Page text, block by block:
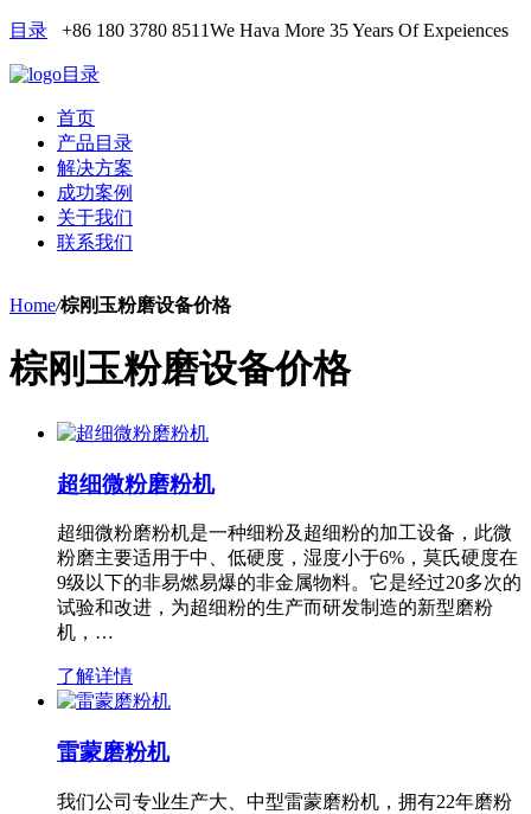
目录 +86 180 3780 8511We Hava More 35 Years Of Expeiences
目录
首页
产品目录
解决方案
成功案例
关于我们
联系我们
Home/棕刚玉粉磨设备价格
棕刚玉粉磨设备价格
超细微粉磨粉机
超细微粉磨粉机是一种细粉及超细粉的加工设备，此微
粉磨主要适用于中、低硬度，湿度小于6%，莫氏硬度在
9级以下的非易燃易爆的非金属物料。它是经过20多次的
试验和改进，为超细粉的生产而研发制造的新型磨粉
机，…
了解详情
雷蒙磨粉机
我们公司专业生产大、中型雷蒙磨粉机，拥有22年磨粉